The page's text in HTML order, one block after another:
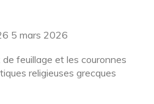
5 mars 2026
feuillage et les couronnes
religieuses grecques